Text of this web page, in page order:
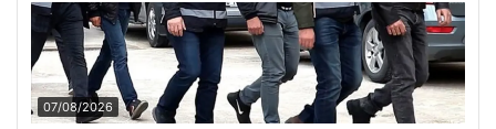
07/08/2026